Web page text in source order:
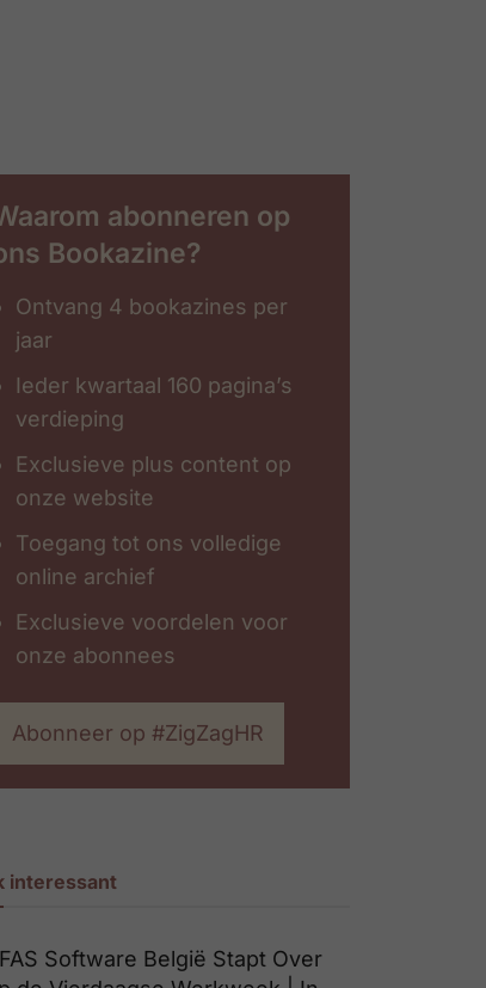
abonneren op
Bookazine?
Ontvang 4 bookazines per
jaar
Ieder kwartaal 160 pagina’s
verdieping
Exclusieve plus content op
onze website
Toegang tot ons volledige
online archief
Exclusieve voordelen voor
onze abonnees
Abonneer op #ZigZagHR
interessant
Software België Stapt Over